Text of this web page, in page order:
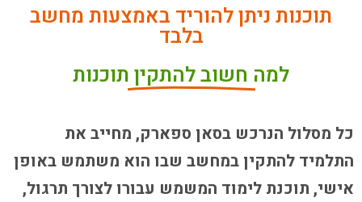
תוכנות ניתן להוריד באמצעות מחשב
בלבד
למה חשוב להתקין תוכנות
כל מסלול הנרכש בסאן ספארק, מחייב את
התלמיד להתקין במחשב שבו הוא משתמש באופן
אישי, תוכנת לימוד המשמש עבורו לצורך תרגול,